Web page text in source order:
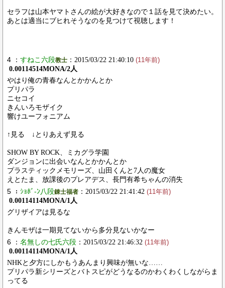
セラフは山本ヤマトさんの絵が大好きなので１話を見て決めたい。
あとは適当にブヒれそうなのを見つけて視聴します！
4 ： すねこ六段教士 ：2015/03/22 21:40:10 (11年前)
0.00114514MONA/2人
やはり俺の青春なんとかかんとか
プリパラ
ニセコイ
きんいろモザイク
響けユーフォニアム
↑見る ↓とりあえず見る
SHOW BY ROCK、ミカグラ学園
ダンジョンに出会いなんとかかんとか
プラスティックメモリーズ、山田くんと7人の魔女
えとたま、放課後のプレアデス、長門有希ちゃんの消失
5 ： ｼｮﾎﾞ-ﾝ八段錬士福者 ：2015/03/22 21:41:42 (11年前)
0.00114114MONA/1人
グリザイアは見るな
きんモザは一期見てないから多分見ないかなー
6 ： 名無しの七氏六段 ：2015/03/22 21:46:32 (11年前)
0.00114114MONA/1人
NHKと夕方にしかもうあんまり興味が無いな……
プリパラ新シリーズとバトスピがどうなるのかわくわくしながらま
ってる